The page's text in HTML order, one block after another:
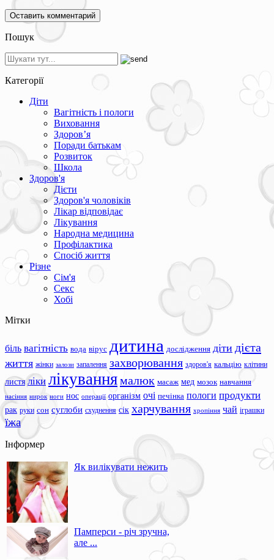
Пошук
Категорії
Діти
Вагітність і пологи
Виховання
Здоров’я
Поради батькам
Розвиток
Школа
Здоров'я
Дієти
Здоров'я чоловіків
Лікар відповідає
Лікування
Народна медицина
Профілактика
Спосіб життя
Різне
Сім'я
Секс
Хобі
Мітки
біль вагітність вода вірус дитина дослідження діти дієта
життя жінки залози запалення захворювання здоров'я кальцію клітини
листя ліки лікуваннямалюк масаж мед мозок навчання
насіння нирок ноги нос операції організм очі печінка пологи продукти
рак руки сон суглоби схуднення сік харчування хропіння чай іграшки
їжа
Інформер
Як вилікувати нежить
Памперси - річ зручна,
але ...